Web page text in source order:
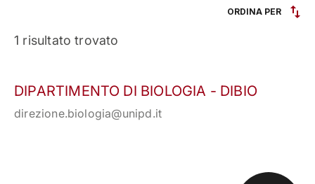
ORDINA PER
1 risultato trovato
List of found structures
DIPARTIMENTO DI BIOLOGIA - DIBIO
direzione.biologia@unipd.it